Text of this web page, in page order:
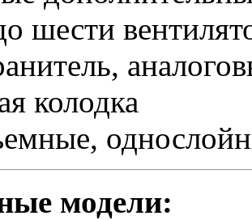
шести
колодка
модели: